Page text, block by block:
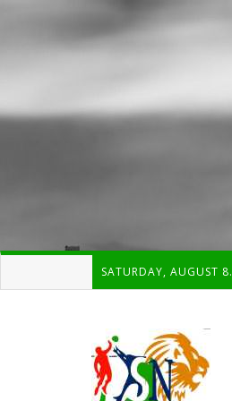
SATURDAY, AUGUST 8.